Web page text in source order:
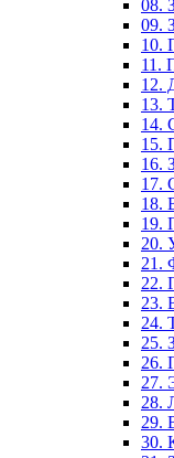
08.
09.
10.
11.
12.
13.
14.
15.
16.
17.
18.
19.
20.
21.
22.
23.
24.
25.
26.
27.
28.
29.
30.